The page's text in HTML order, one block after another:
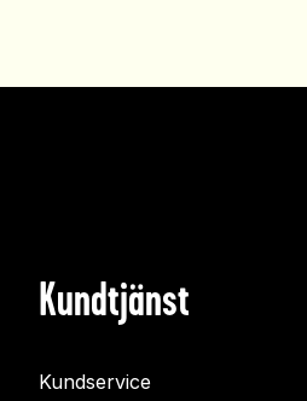
Kundtjänst
Kundservice